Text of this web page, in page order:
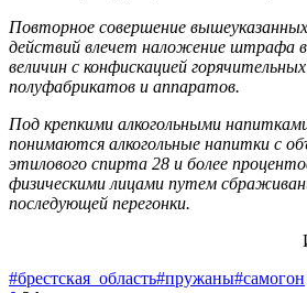
Повторное совершение
действий влечет наложение штрафа в
величин с конфискацией
полуфабрикатов и аппаратов.
Под крепкими алкогольными
понимаются алкогольные напитки с
этилового спирта 28 и более
физическими лицами путем
последующей перегонки.
#брестская_область#пружаны#самогон